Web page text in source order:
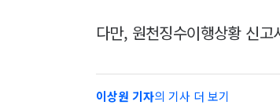
다만, 원천징수이행상황 신
이상원 기자의 기사 더 보기